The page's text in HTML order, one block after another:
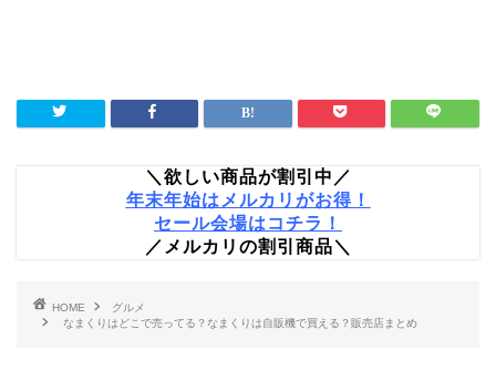
＼欲しい商品が割引中／
年末年始はメルカリがお得！
セール会場はコチラ！
／メルカリの割引商品＼
HOME
グルメ
なまくりはどこで売ってる？なまくりは自販機で買える？販売店まとめ